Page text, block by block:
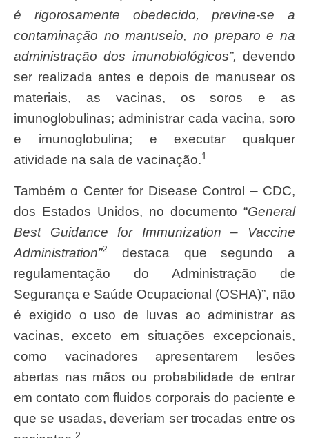
é rigorosamente obedecido, previne-se a
contaminação no manuseio, no preparo e na
administração dos imunobiológicos”, devendo
ser realizada antes e depois de manusear os
materiais, as vacinas, os soros e as
imunoglobulinas; administrar cada vacina, soro
e imunoglobulina; e executar qualquer
atividade na sala de vacinação.1
Também o Center for Disease Control – CDC,
dos Estados Unidos, no documento “General
Best Guidance for Immunization – Vaccine
Administration”2
destaca que segundo a
regulamentação do Administração de
Segurança e Saúde Ocupacional (OSHA)”, não
é exigido o uso de luvas ao administrar as
vacinas, exceto em situações excepcionais,
como vacinadores apresentarem lesões
abertas nas mãos ou probabilidade de entrar
em contato com fluidos corporais do paciente e
que se usadas, deveriam ser trocadas entre os
2